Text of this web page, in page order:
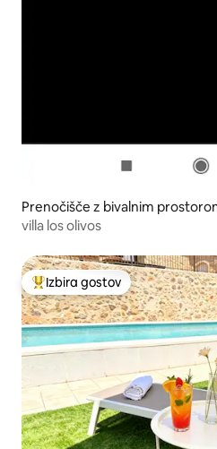
Prenočišče z bivalnim
el Esteban
villa los olivos
Najbolj priljubljena prenočišča
Izbira gostov